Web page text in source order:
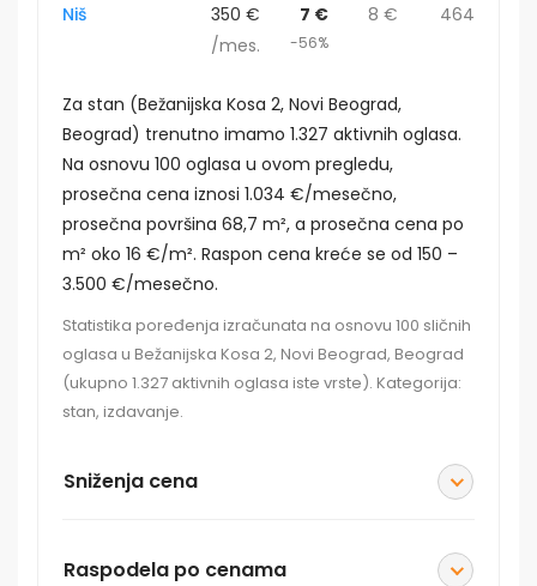
Niš
350 €
/mes.
7 €
-56%
8 € 464
Za stan (Bežanijska Kosa 2, Novi Beograd,
Beograd) trenutno imamo 1.327 aktivnih oglasa.
Na osnovu 100 oglasa u ovom pregledu,
prosečna cena iznosi 1.034 €/mesečno,
prosečna površina 68,7 m², a prosečna cena po
m² oko 16 €/m². Raspon cena kreće se od 150 –
3.500 €/mesečno.
Statistika poređenja izračunata na osnovu 100 sličnih
oglasa u Bežanijska Kosa 2, Novi Beograd, Beograd
(ukupno 1.327 aktivnih oglasa iste vrste). Kategorija:
stan, izdavanje.
Sniženja cena
Raspodela po cenama